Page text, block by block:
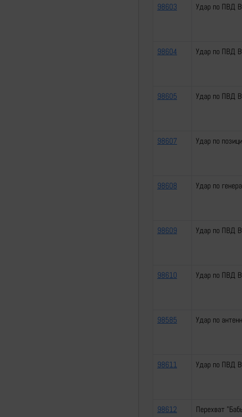
98603 Удар по ПВД
98604 Удар по ПВД
98605 Удар по ПВД
98607 Удар по
98608 Удар по
98609 Удар по ПВД
98610 Удар по ПВД
98585 Удар по
98611 Удар по ПВД
98612
Перехват